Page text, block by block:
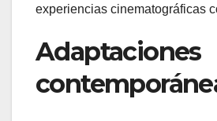
experiencias cinematográficas
Adaptaciones